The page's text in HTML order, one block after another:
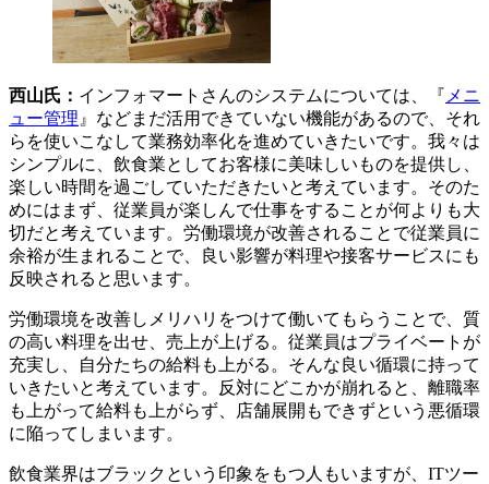
西山氏： インフォマートさんのシステムについては、『 メニ
ュー管理 』などまだ活用できていない機能があるので、それ
らを使いこなして業務効率化を進めていきたいです。我々は
シンプルに、飲食業としてお客様に美味しいものを提供し、
楽しい時間を過ごしていただきたいと考えています。そのた
めにはまず、従業員が楽しんで仕事をすることが何よりも大
切だと考えています。労働環境が改善されることで従業員に
余裕が生まれることで、良い影響が料理や接客サービスにも
反映されると思います。
労働環境を改善しメリハリをつけて働いてもらうことで、質
の高い料理を出せ、売上が上げる。従業員はプライベートが
充実し、自分たちの給料も上がる。そんな良い循環に持って
いきたいと考えています。反対にどこかが崩れると、離職率
も上がって給料も上がらず、店舗展開もできずという悪循環
に陥ってしまいます。
飲食業界はブラックという印象をもつ人もいますが、ITツー